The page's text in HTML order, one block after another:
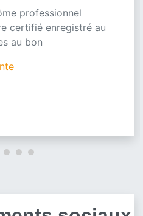
professionnel
certifié enregistré au
au bon